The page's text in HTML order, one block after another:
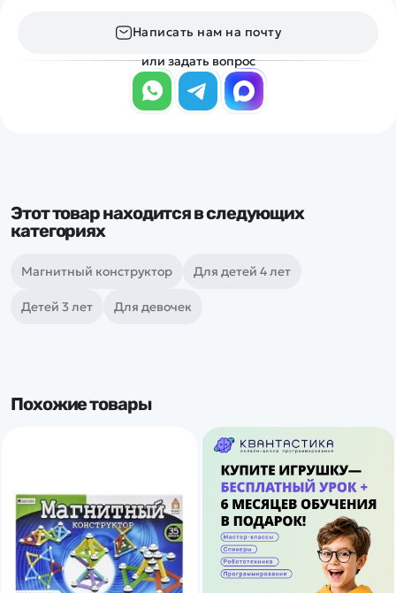
Написать нам на почту
или задать вопрос
Этот товар находится в следующих
категориях
Магнитный конструктор Для детей 4 лет
Детей 3 лет Для девочек
Похожие товары